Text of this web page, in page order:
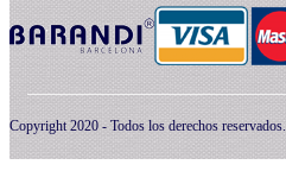
Copyright 2020 - Todos los derechos reservados.